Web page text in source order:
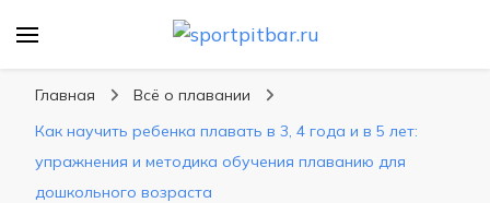
спортивных упражнения, правильные
диеты, программы тренировок
Главная
Всё о плавании
Как научить ребенка плавать в 3, 4 года и в 5 лет:
упражнения и методика обучения плаванию для
дошкольного возраста